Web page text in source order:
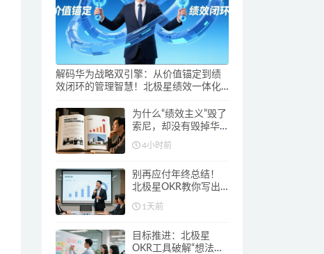
解码华为战略双引擎：从价值锚定到绩
效闭环的管理智慧！北极星绩效一体化
为什么“绩效主义”毁了
索尼，却没有毁掉华
为？北极星绩效教你
做对绩效管理
4小时前
别再应付年终总结！
北极星OKR教你写出
让领导认可的成长答
卷
1天前
目标推进：北极星
OKR工具破解“想法阻